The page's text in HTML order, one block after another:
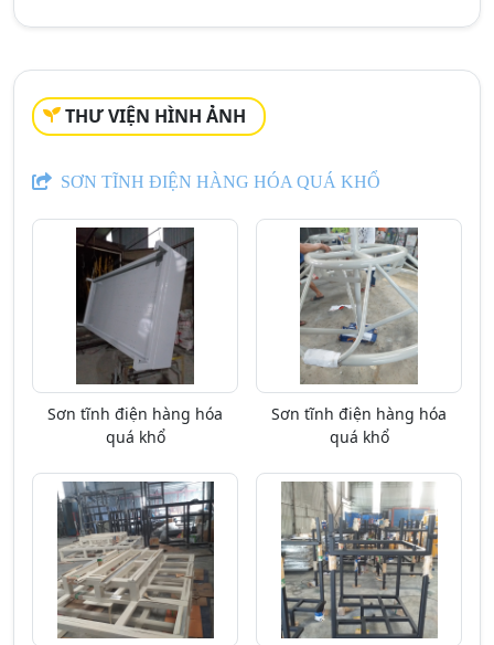
THƯ VIỆN HÌNH ẢNH
SƠN TĨNH ĐIỆN HÀNG HÓA QUÁ KHỔ
Sơn tĩnh điện hàng hóa
quá khổ
Sơn tĩnh điện hàng hóa
quá khổ